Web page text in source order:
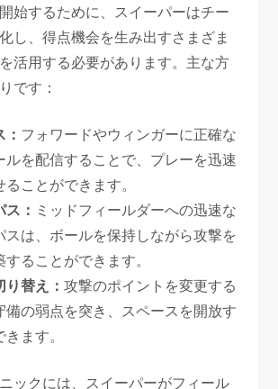
始するために、スイーパーはチー
し、得点機会を生み出すさまざま
活用する必要があります。主な方
です：
フォワードやウィンガーに正確な
ルを配信することで、プレーを迅速
ことができます。
： ミッドフィールダーへの迅速な
スは、ボールを保持しながら攻撃を
ることができます。
り替え：攻撃のポイントを変更する
備の弱点を突き、スペースを開放す
ます。
ックには、スイーパーがフィール